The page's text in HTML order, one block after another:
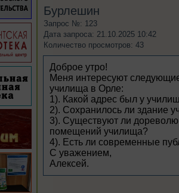
Бурлешин
Запрос №: 123
Дата запроса: 21.10.2025 10:42
Количество просмотров: 43
Доброе утро!
Меня интересуют
училища в Орле:
1). Какой адрес был у
2). Сохранилось ли здание
3). Существуют ли
помещений училища?
4). Есть ли современные
С уважением,
Алексей.